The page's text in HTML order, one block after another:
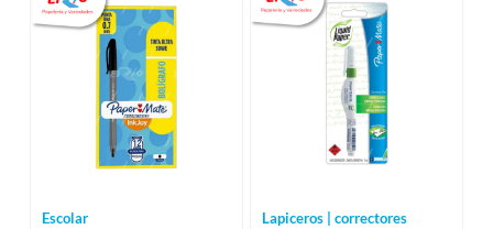
Escolar Lapiceros | correctores